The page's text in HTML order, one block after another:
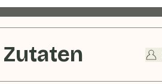
Zutaten